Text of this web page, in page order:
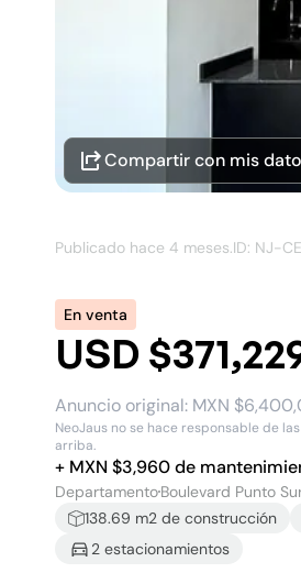
Compartir con mis
Publicado hace 4 meses.ID: NJ-
En venta
USD
Anuncio original: MXN
NeoJaus no se hace responsable de
arriba.
+ MXN $3,960de
DepartamentoBoulevard Punto
138.69 m2 de construcción
2 estacionamientos